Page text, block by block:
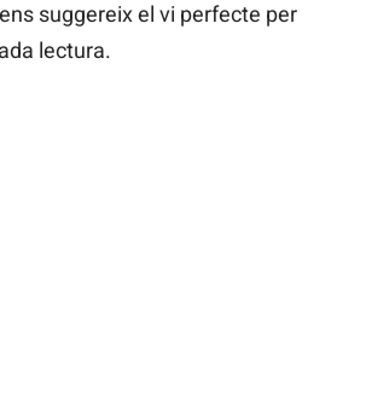
suggereix el vi perfecte per
lectura.